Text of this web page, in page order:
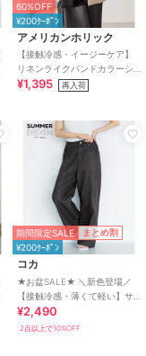
60%OFF
¥200ｸｰﾎﾟﾝ
アメリカンホリック
【接触冷感・イージーケア】
リネンライクバンドカラーシ
ャツ
¥1,395 再入荷
期間限定SALE まとめ割
¥200ｸｰﾎﾟﾝ
コカ
★お盆SALE★ ＼新色登場／
【接触冷感・薄くて軽い】サ
マーデニムウエストゴムイー
ジーパンツ 全4色
¥2,490
2点以上で10%OFF